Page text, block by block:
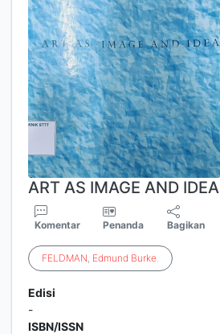
ART AS IMAGE AND IDEA
Komentar Penanda Bagikan
FELDMAN, Edmund Burke.
Edisi
-
ISBN/ISSN